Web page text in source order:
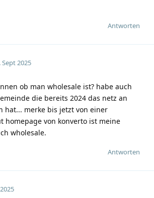
Antworten
Sept 2025
ob man wholesale ist? habe auch
die bereits 2024 das netz an
hat... merke bis jetzt von einer
homepage von konverto ist meine
wholesale.
Antworten